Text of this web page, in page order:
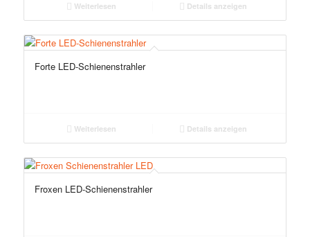
Weiterlesen Details anzeigen
Forte LED-Schienenstrahler
Weiterlesen Details anzeigen
Froxen LED-Schienenstrahler